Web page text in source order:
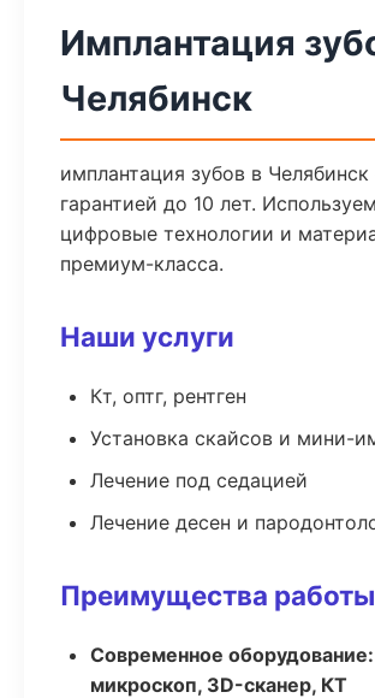
Имплантация
Челябинск
имплантация зубов в Челябинск
гарантией до 10 лет. Используем
цифровые технологии и
премиум-класса.
Наши услуги
Кт, оптг, рентген
Установка скайсов и мини-
Лечение под седацией
Лечение десен и
Преимущества
Современное оборудование:
микроскоп, 3D-сканер, КТ